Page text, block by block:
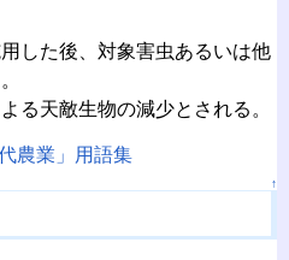
した後、対象害虫あるいは他
る天敵生物の減少とされる。
農業」用語集
↑